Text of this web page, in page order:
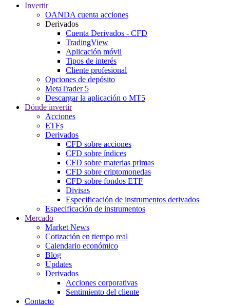
Invertir
OANDA cuenta acciones
Derivados
Cuenta Derivados - CFD
TradingView
Aplicación móvil
Tipos de interés
Cliente profesional
Opciones de depósito
MetaTrader 5
Descargar la aplicación o MT5
Dónde invertir
Acciones
ETFs
Derivados
CFD sobre acciones
CFD sobre índices
CFD sobre materias primas
CFD sobre criptomonedas
CFD sobre fondos ETF
Divisas
Especificación de instrumentos derivados
Especificación de instrumentos
Mercado
Market News
Cotización en tiempo real
Calendario económico
Blog
Updates
Derivados
Acciones corporativas
Sentimiento del cliente
Contacto